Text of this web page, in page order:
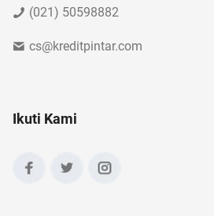
(021) 50598882
cs@kreditpintar.com
Ikuti Kami